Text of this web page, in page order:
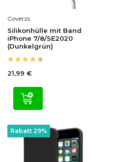
Coverzs
Silikonhülle mit Band
iPhone 7/8/SE2020
(Dunkelgrün)
21,99 €
Rabatt 29%